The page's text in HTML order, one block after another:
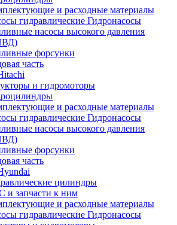
и расходные материалы
гидравлические Гидронасосы
насосы высокого давления
форсунки
часть
и гидромоторы
и расходные материалы
гидравлические Гидронасосы
насосы высокого давления
форсунки
часть
цилиндры
и запчасти к ним
и расходные материалы
гидравлические Гидронасосы